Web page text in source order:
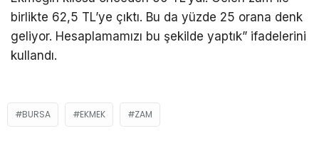
birlikte 62,5 TL’ye çıktı. Bu da yüzde 25 orana denk
geliyor. Hesaplamamızı bu şekilde yaptık” ifadelerini
kullandı.
BURSA EKMEK ZAM